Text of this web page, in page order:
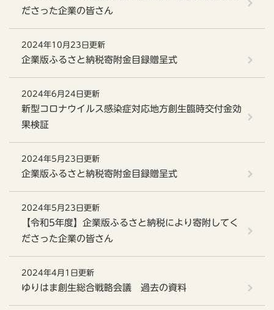
ださった企業の皆さん
2024年10月23日更新
企業版ふるさと納税寄附金目録贈呈式
2024年6月24日更新
新型コロナウイルス感染症対応地方創生臨時交付金効
果検証
2024年5月23日更新
企業版ふるさと納税寄附金目録贈呈式
2024年5月23日更新
【令和5年度】企業版ふるさと納税により寄附してく
ださった企業の皆さん
2024年4月1日更新
ゆりはま創生総合戦略会議 過去の資料